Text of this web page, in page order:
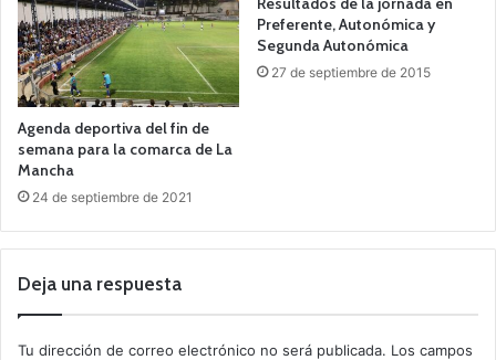
Agenda deportiva del fin de
semana para la comarca de La
Mancha
24 de septiembre de 2021
Preferente, Autonómica y
Segunda Autonómica
27 de septiembre de 2015
Deja una respuesta
Tu dirección de correo electrónico no será publicada. Los campos